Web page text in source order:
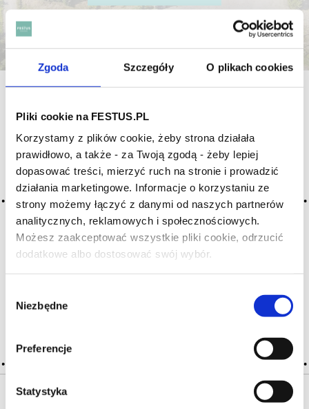
Zgoda Szczegóły O plikach cookies
Pliki cookie na FESTUS.PL
Korzystamy z plików cookie, żeby strona działała
prawidłowo, a także - za Twoją zgodą - żeby lepiej
dopasować treści, mierzyć ruch na stronie i prowadzić
działania marketingowe. Informacje o korzystaniu ze
strony możemy łączyć z danymi od naszych partnerów
analitycznych, reklamowych i społecznościowych.
Możesz zaakceptować wszystkie pliki cookie, odrzucić
dodatkowe albo dostosować swój wybór.
zgody
Niezbędne
Preferencje
Statystyka
Czy masz ukończone 18 lat?
Archiwum wpisów tagu:
grossiere
prostackie
2016-05-10
przeciwieństwo wina dystyngowanego, wytwornego,
wyrafinowanego, szlachetnego, rasowego; wino pospolite,
marne, bez wdzięku, bez klasy, najczęściej mocno cierpkie
CZYTAJ WIĘCEJ